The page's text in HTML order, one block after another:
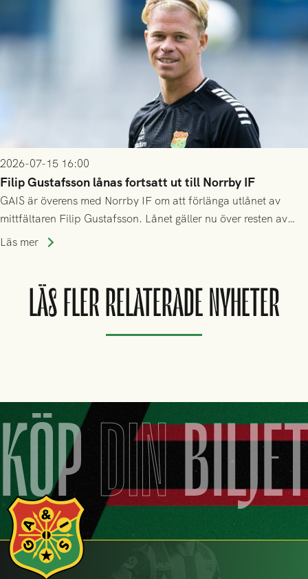
2026-07-15 16:00
Filip Gustafsson lånas fortsatt ut till Norrby IF
GAIS är överens med Norrby IF om att förlänga utlånet av
mittfältaren Filip Gustafsson. Lånet gäller nu över resten av
säsongen 2026.
Läs mer
LÄS FLER RELATERADE NYHETER
KÖPDIN